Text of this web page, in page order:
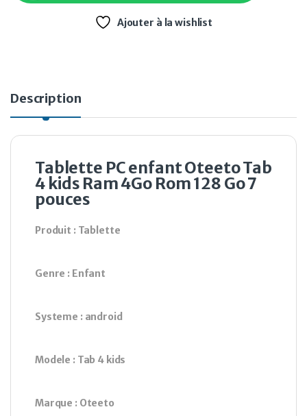
Ajouter à la wishlist
Description
Tablette PC enfant Oteeto Tab
4 kids Ram 4Go Rom 128 Go 7
pouces
Produit : Tablette
Genre : Enfant
Systeme : android
Modele : Tab 4 kids
Marque : Oteeto